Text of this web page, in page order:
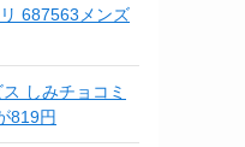
687563メンズ
しみチョコミ
819円